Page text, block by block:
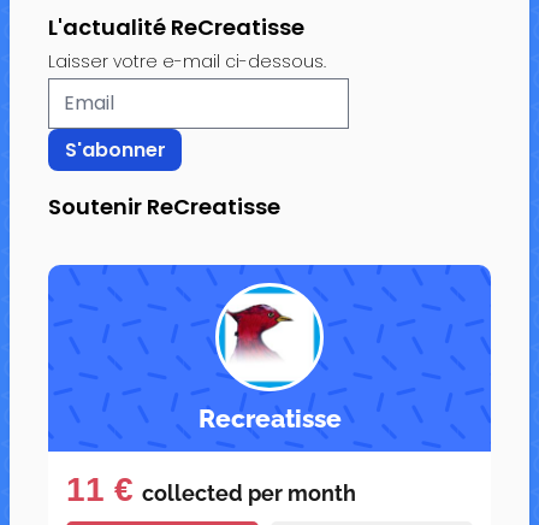
L'actualité ReCreatisse
Laisser votre e-mail ci-dessous.
Soutenir ReCreatisse
Recreatisse
11 € collected per month